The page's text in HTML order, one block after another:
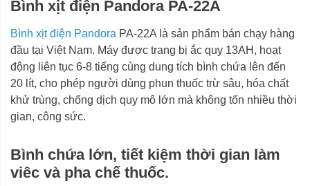
tháng; Vỏ bình: 12 tháng
Bình xịt điện Pandora PA-22A
Bình xịt điện Pandora PA-22A là sản phẩm bán chạy hàng
đầu tại Việt Nam. Máy được trang bị ắc quy 13AH, hoạt
động liên tục 6-8 tiếng cùng dung tích bình chứa lên đến
20 lít, cho phép người dùng phun thuốc trừ sâu, hóa chất
khử trùng, chống dịch quy mô lớn mà không tốn nhiều thời
gian, công sức.
Bình chứa lớn, tiết kiệm thời gian làm
viêc và pha chế thuốc.